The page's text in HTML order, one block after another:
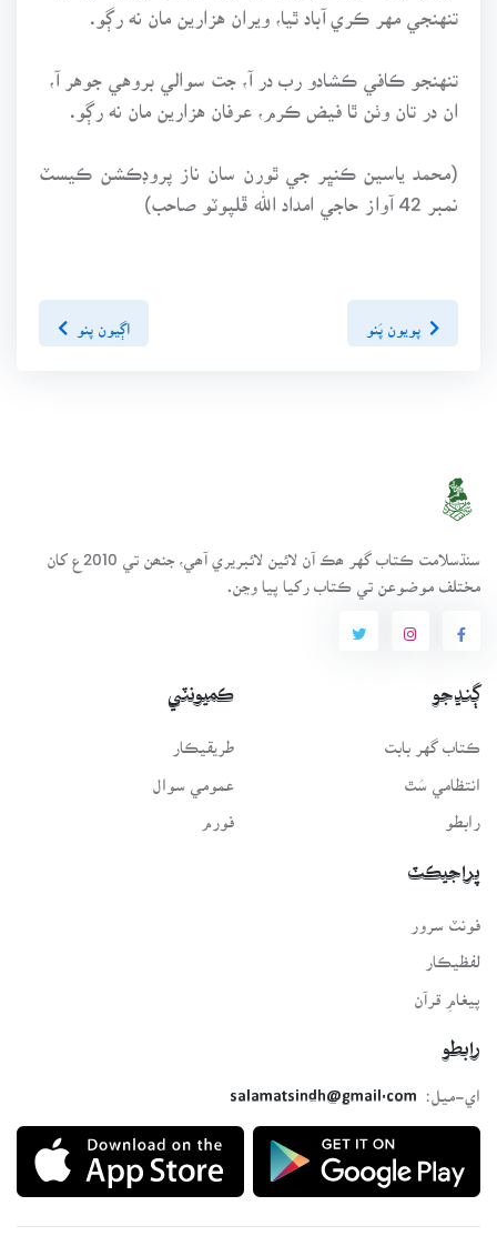
تنهنجي مهر ڪري آباد ٿيا، ويران هزارين مان نه رڳو.
تنهنجو ڪافي ڪشادو رب در آ، جت سوالي بروهي جوهر آ،
ان در تان وٺن ٿا فيض ڪرم، عرفان هزارين مان نه رڳو.
(محمد ياسين ڪنڀر جي ٿورن سان ناز پروڊڪشن ڪيسٽ
پويون پَنو اڳيون پنو
سنڌسلامت ڪتاب گهر ھڪ آن لائين لائبريري آھي، جنھن تي 2010ع کان
مختلف موضوعن تي ڪتاب رکيا پيا وڃن.
ڳنڍجو
ڪتاب گهر بابت
انتظامي سَٿ
رابطو
ڪميونٽي
طريقيڪار
عمومي سوال
فورم
پراجيڪٽ
لفظيڪار
پيغامِ قرآن
رابطو
اي-ميل:
salamatsindh@gmail.com